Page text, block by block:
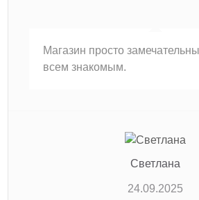
Магазин просто
всем знакомым.
Светлана
24.09.2025